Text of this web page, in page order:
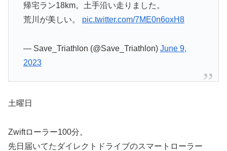
帰宅ラン18km。土手沿い走りました。
荒川が美しい。 pic.twitter.com/7ME0n6oxH8
— Save_Triathlon (@Save_Triathlon) June 9,
2023
土曜日
Zwiftローラー100分。
先日届いてたダイレクトドライブのスマートローラー